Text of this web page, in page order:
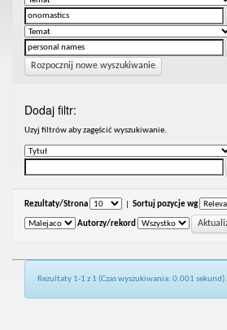
Rozpocznij nowe wyszukiwanie
Dodaj filtr:
Uzyj filtrów aby zagęścić wyszukiwanie.
Rezultaty/Strona Sortuj pozycje wg
Autorzy/rekord
Rezultaty 1-1 z 1 (Czas wyszukiwania: 0.001 sekund).